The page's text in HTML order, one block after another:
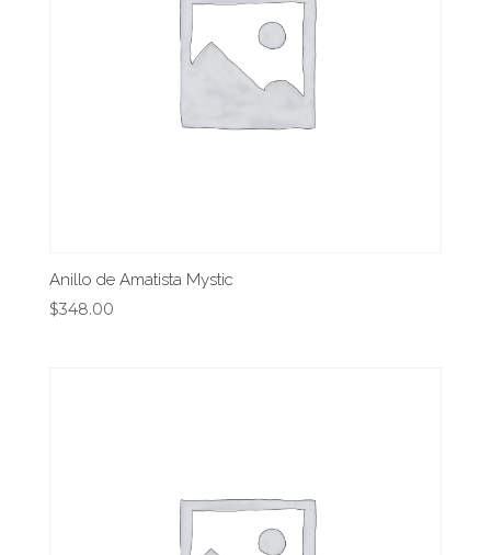
Anillo de Amatista Mystic
$348.00